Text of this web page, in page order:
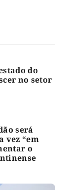
do
no setor
será
vez “em
o